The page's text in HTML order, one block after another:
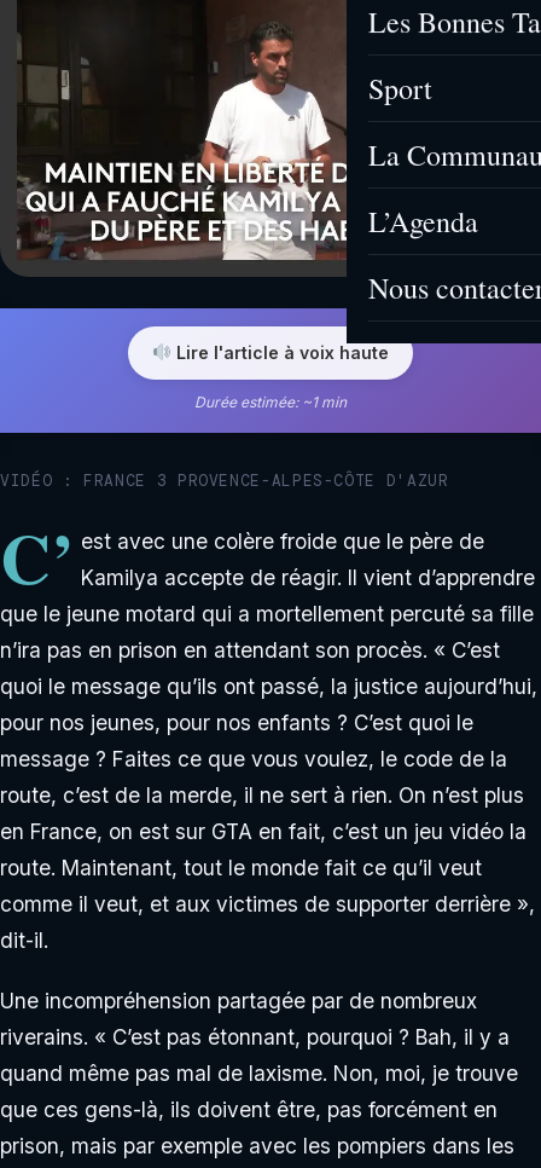
Les Bonnes
Sport
La
L’Agenda
Nous
Lire l'article à voix haute
Durée estimée: ~1 min
VIDÉO : FRANCE 3 PROVENCE-ALPES-CÔTE D'AZUR
C’ est avec une colère froide que le père de
Kamilya accepte de réagir. Il vient d’apprendre
que le jeune motard qui a mortellement percuté sa fille
n’ira pas en prison en attendant son procès. « C’est
quoi le message qu’ils ont passé, la justice aujourd’hui,
pour nos jeunes, pour nos enfants ? C’est quoi le
message ? Faites ce que vous voulez, le code de la
route, c’est de la merde, il ne sert à rien. On n’est plus
en France, on est sur GTA en fait, c’est un jeu vidéo la
route. Maintenant, tout le monde fait ce qu’il veut
comme il veut, et aux victimes de supporter derrière »,
dit-il.
Une incompréhension partagée par de nombreux
riverains. « C’est pas étonnant, pourquoi ? Bah, il y a
quand même pas mal de laxisme. Non, moi, je trouve
que ces gens-là, ils doivent être, pas forcément en
prison, mais par exemple avec les pompiers dans les